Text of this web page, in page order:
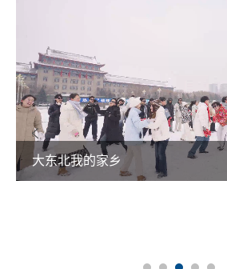
大东北我的家乡